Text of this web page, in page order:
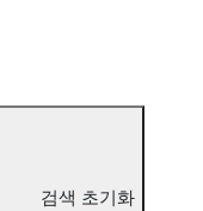
검색 초기화